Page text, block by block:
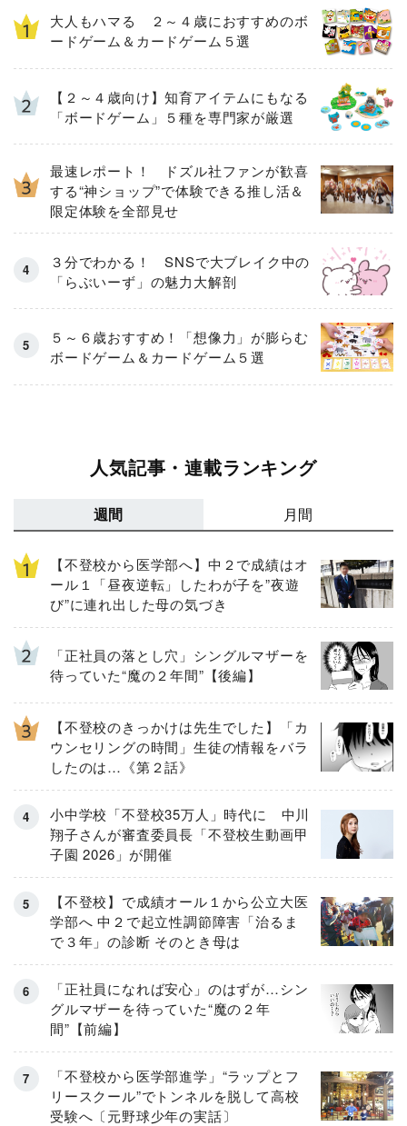
大人もハマる ２～４歳におすすめのボ
ードゲーム＆カードゲーム５選
【２～４歳向け】知育アイテムにもなる
「ボードゲーム」５種を専門家が厳選
最速レポート！ ドズル社ファンが歓喜
する“神ショップ”で体験できる推し活＆
限定体験を全部見せ
３分でわかる！ SNSで大ブレイク中の
「らぶいーず」の魅力大解剖
５～６歳おすすめ！「想像力」が膨らむ
ボードゲーム＆カードゲーム５選
人気記事・連載ランキング
週間 月間
【不登校から医学部へ】中２で成績はオ
ール１「昼夜逆転」したわが子を”夜遊
び”に連れ出した母の気づき
「正社員の落とし穴」シングルマザーを
待っていた“魔の２年間”【後編】
【不登校のきっかけは先生でした】「カ
ウンセリングの時間」生徒の情報をバラ
したのは…《第２話》
小中学校「不登校35万人」時代に 中川
翔子さんが審査委員長「不登校生動画甲
子園 2026」が開催
【不登校】で成績オール１から公立大医
学部へ 中２で起立性調節障害「治るま
で３年」の診断 そのとき母は
「正社員になれば安心」のはずが…シン
グルマザーを待っていた“魔の２年
間”【前編】
「不登校から医学部進学」“ラップとフ
リースクール”でトンネルを脱して高校
受験へ〔元野球少年の実話〕